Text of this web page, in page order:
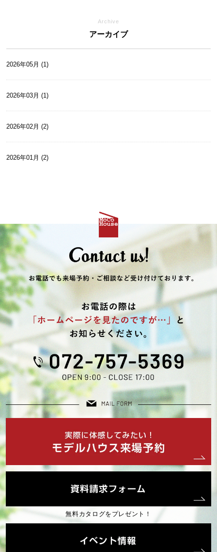
Archive
アーカイブ
2026年05月 (1)
2026年03月 (1)
2026年02月 (2)
2026年01月 (2)
2025年09月 (1)
2025年08月 (4)
2025年07月 (3)
2025年06月 (1)
2025年05月 (1)
2025年04月 (1)
2025年02月 (2)
無料カタログをプレゼント！